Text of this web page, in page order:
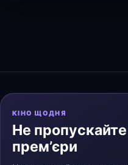
КІНО ЩОДНЯ
Не пропускайте
прем’єри